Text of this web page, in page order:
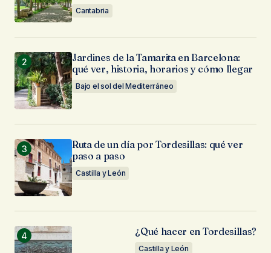
Cantabria
Jardines de la Tamarita en Barcelona:
qué ver, historia, horarios y cómo llegar
Bajo el sol del Mediterráneo
Ruta de un día por Tordesillas: qué ver
paso a paso
Castilla y León
¿Qué hacer en Tordesillas?
Castilla y León